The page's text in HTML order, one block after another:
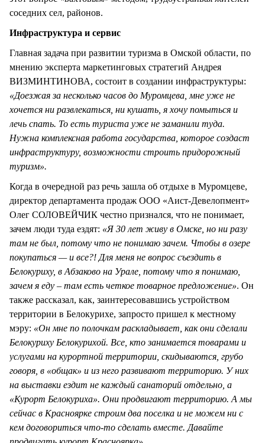
соседних сел, районов.
Инфраструктура и сервис
Главная задача при развитии туризма в Омской области, по
мнению эксперта маркетинговых стратегий Андрея
ВИЗМИНТИНОВА, состоит в создании инфраструктуры:
«Доезжая за несколько часов до Муромцева, мне уже не
хочется ни развлекаться, ни кушать, я хочу помыться и
лечь спать. То есть туриста уже не заманили туда.
Нужна комплексная работа государства, которое создаст
инфраструктуру, возможности строить придорожный
туризм».
Когда в очередной раз речь зашла об отдыхе в Муромцеве,
директор департамента продаж ООО «Аист-Девелопмент»
Олег СОЛОВЕЙЧИК честно признался, что не понимает,
зачем люди туда ездят: «Я 30 лет живу в Омске, но ни разу
там не был, потому что не понимаю зачем. Чтобы в озере
покупаться — и все?! Для меня не вопрос съездить в
Белокуриху, в Абзаково на Урале, потому что я понимаю,
зачем я еду – там есть четкое товарное предложение». Он
также рассказал, как, заинтересовавшись устройством
территории в Белокурихе, запросто пришел к местному
мэру: «Он мне по полочкам раскладывает, как они сделали
Белокуриху Белокурихой. Все, кто занимается товарами и
услугами на курортной территории, скидываются, грубо
говоря, в «общак» и из него развивают территорию. У них
на выставки ездит не каждый санаторий отдельно, а
«Курорт Белокуриха». Они продвигают территорию. А мы
сейчас в Красноярке строим два поселка и не можем ни с
кем договориться что-то сделать вместе. Давайте